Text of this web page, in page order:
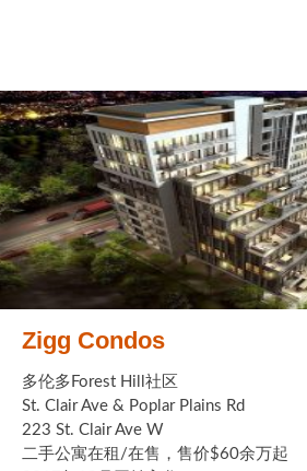
Zigg Condos
多伦多Forest Hill社区
St. Clair Ave & Poplar Plains Rd
223 St. Clair Ave W
二手公寓在租/在售，售价$60余万起